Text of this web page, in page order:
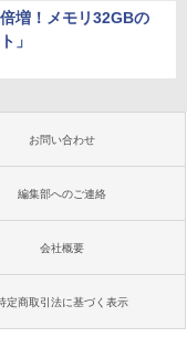
増！メモリ32GBの
」
お問い合わせ
編集部へのご連絡
会社概要
定商取引法に基づく表示